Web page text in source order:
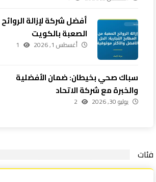
أفضل شركة لإزالة الروائح
الصعبة بالكويت
أغسطس 1, 2026 1
سباك صحي بخيطان: ضمان الأفضلية
والخبرة مع شركة الاتحاد
يوليو 30, 2026 2
فئات